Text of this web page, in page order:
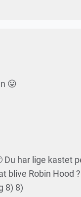
😛
har lige kastet
blive Robin Hood
8) 8)